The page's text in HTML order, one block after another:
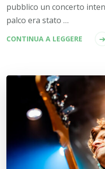
pubblico un concerto
palco era stato …
CONTINUA A LEGGERE